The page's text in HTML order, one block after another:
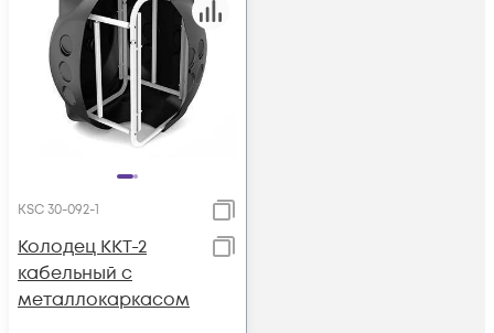
KSC 30-092-1
Колодец ККТ-2
кабельный с
металлокаркасом